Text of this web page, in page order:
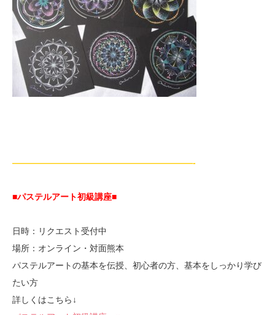
—————————————————————-
■パステルアート初級講座■
日時：リクエスト受付中
場所：オンライン・対面熊本
パステルアートの基本を伝授、初心者の方、基本をしっかり学び
たい方
詳しくはこちら↓